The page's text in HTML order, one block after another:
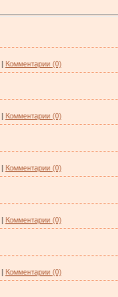
Комментарии (0)
Комментарии (0)
Комментарии (0)
Комментарии (0)
Комментарии (0)